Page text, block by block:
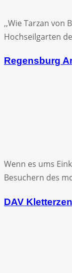
,,Wie Tarzan von
Hochseilgarten
Regensburg
Wenn es ums
Besuchern des
DAV